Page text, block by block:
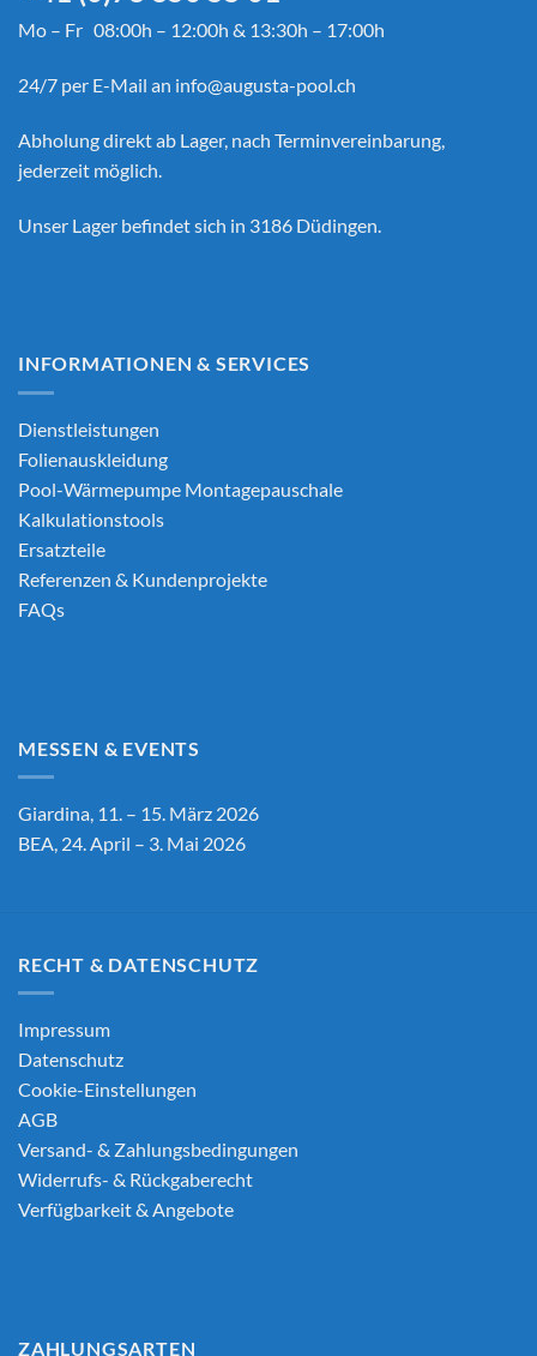
Mo – Fr 08:00h – 12:00h & 13:30h – 17:00h
24/7 per E-Mail an info@augusta-pool.ch
Abholung direkt ab Lager, nach Terminvereinbarung,
jederzeit möglich.
Unser Lager befindet sich in 3186 Düdingen.
INFORMATIONEN & SERVICES
Dienstleistungen
Folienauskleidung
Pool-Wärmepumpe Montagepauschale
Kalkulationstools
Ersatzteile
Referenzen & Kundenprojekte
FAQs
MESSEN & EVENTS
Giardina, 11. – 15. März 2026
BEA, 24. April – 3. Mai 2026
RECHT & DATENSCHUTZ
Impressum
Datenschutz
Cookie-Einstellungen
AGB
Versand- & Zahlungsbedingungen
Widerrufs- & Rückgaberecht
Verfügbarkeit & Angebote
ZAHLUNGSARTEN